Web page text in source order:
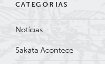
CATEGORIAS
Notícias
Sakata Acontece